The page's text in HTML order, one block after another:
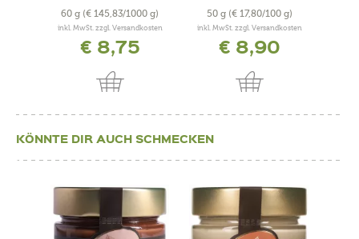
60 g (€ 145,83/1000 g)
inkl. MwSt. zzgl. Versandkosten
€ 8,75
50 g (€ 17,80/100 g)
inkl. MwSt. zzgl. Versandkosten
€ 8,90
KÖNNTE DIR AUCH SCHMECKEN